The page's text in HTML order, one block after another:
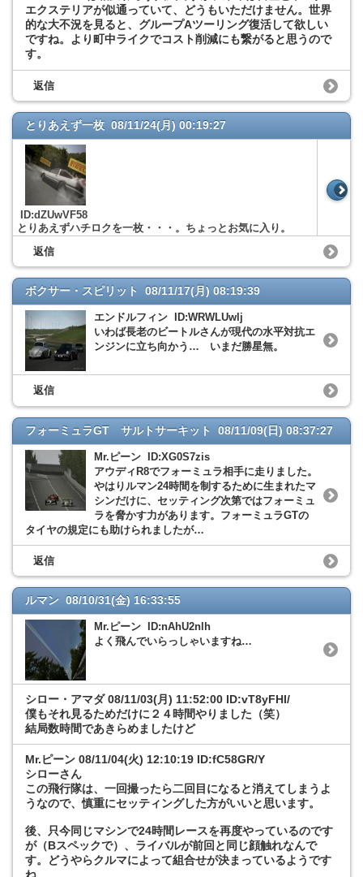
エクステリアが似通っていて、どうもいただけません。世界
的な大不況を見ると、グループAツーリング復活して欲しい
ですね。より町中ライクでコスト削減にも繋がると思うので
す。
返信
とりあえず一枚 08/11/24(月) 00:19:27
ID:dZUwVF58
とりあえずハチロクを一枚・・・。ちょっとお気に入り。
返信
ボクサー・スピリット 08/11/17(月) 08:19:39
エンドルフィン ID:WRWLUwlj
いわば長老のビートルさんが現代の水平対抗エ
ンジンに立ち向かう… いまだ勝星無。
返信
フォーミュラGT サルトサーキット 08/11/09(日) 08:37:27
Mr.ピーン ID:XG0S7zis
アウディR8でフォーミュラ相手に走りました。
やはりルマン24時間を制するために生まれたマ
シンだけに、セッティング次第ではフォーミュ
ラを脅かす力があります。フォーミュラGTの
タイヤの規定にも助けられましたが…
返信
ルマン 08/10/31(金) 16:33:55
Mr.ピーン ID:nAhU2nlh
よく飛んでいらっしゃいますね…
シロー・アマダ08/11/03(月) 11:52:00 ID:vT8yFHI/
僕もそれ見るためだけに２４時間やりました（笑）
結局数時間であきらめましたけど
Mr.ピーン 08/11/04(火) 12:10:19 ID:fC58GR/Y
シローさん
この飛行隊は、一回撮ったら二回目になると消えてしまうよ
うなので、慎重にセッティングした方がいいと思います。
後、只今同じマシンで24時間レースを再度やっているのです
が（Bスペックで）、ライバルが前回と同じ顔触れなんで
す。どうやらクルマによって組合せが決まっているようです